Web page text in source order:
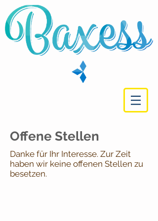
Offene Stellen
Danke für Ihr Interesse. Zur Zeit
haben wir keine offenen Stellen zu
besetzen.